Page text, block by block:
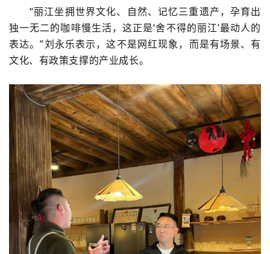
“丽江坐拥世界文化、自然、记忆三重遗产，孕育出
独一无二的咖啡慢生活，这正是‘舍不得的丽江’最动人的
表达。”刘永乐表示，这不是网红现象，而是有场景、有
文化、有政策支撑的产业成长。